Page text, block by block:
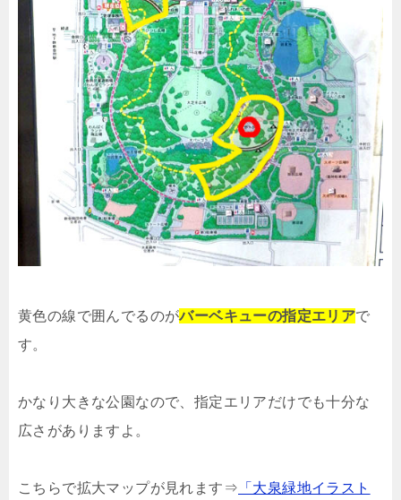
黄色の線で囲んでるのがバーベキューの指定エリアで
す。
かなり大きな公園なので、指定エリアだけでも十分な
広さがありますよ。
こちらで拡大マップが見れます⇒ 「大泉緑地イラスト